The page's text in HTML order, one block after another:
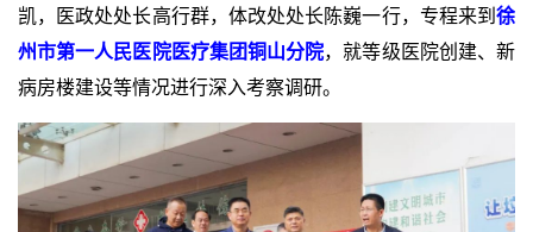
凯，医政处处长高行群，体改处处长陈巍一行，专程来到徐
州市第一人民医院医疗集团铜山分院，就等级医院创建、新
病房楼建设等情况进行深入考察调研。